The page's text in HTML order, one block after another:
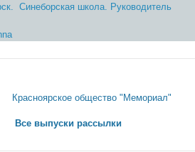
Синеборская школа. Руководитель
Красноярское общество "Мемориал"
Все выпуски рассылки